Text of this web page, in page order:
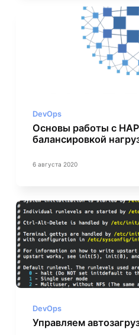
DevOps
Основы работы с
балансировкой
6 августа 2020
DevOps
Управляем